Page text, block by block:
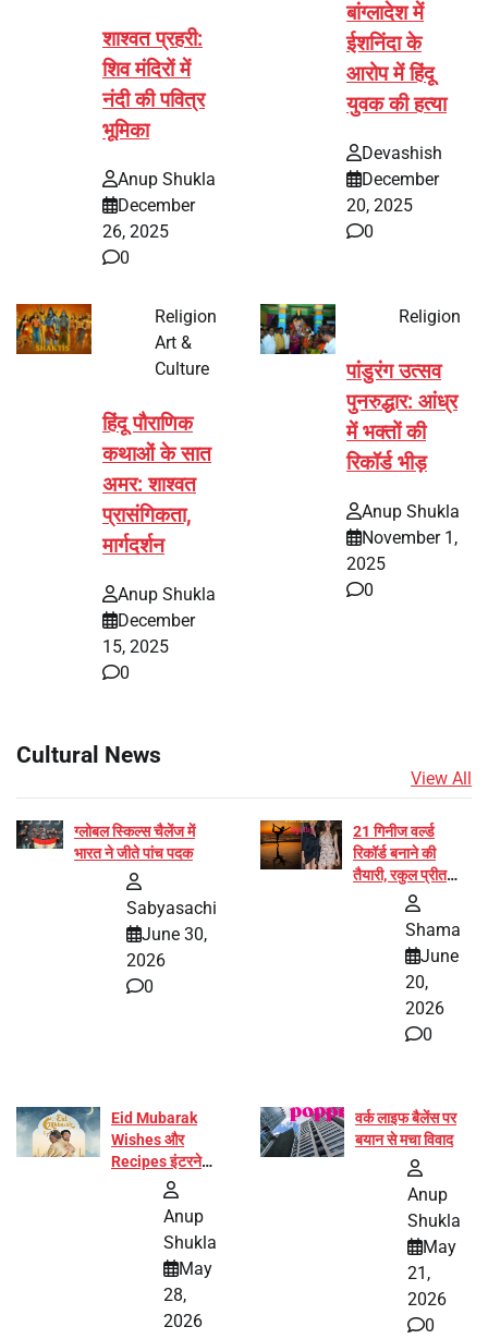
शाश्वत प्रहरी:
शिव मंदिरों में
नंदी की पवित्र
भूमिका
Anup Shukla
December
26, 2025
0
बांग्लादेश में
ईशनिंदा के
आरोप में हिंदू
युवक की हत्या
Devashish
December
20, 2025
0
Religion
Art &
Culture
हिंदू पौराणिक
कथाओं के सात
अमर: शाश्वत
प्रासंगिकता,
मार्गदर्शन
Anup Shukla
December
15, 2025
0
Religion
पांडुरंग उत्सव
पुनरुद्धार: आंध्र
में भक्तों की
रिकॉर्ड भीड़
Anup Shukla
November 1,
2025
0
Cultural News
View All
ग्लोबल स्किल्स चैलेंज में
भारत ने जीते पांच पदक
Sabyasachi
June 30,
2026
0
21 गिनीज वर्ल्ड
रिकॉर्ड बनाने की
तैयारी, रकुल प्रीत
और प्रज्ञा जायसवाल
Shama
June
20,
2026
0
Eid Mubarak
Wishes और
Recipes इंटरनेट
पर हुईं वायरल
Anup
Shukla
May
28,
2026
वर्क लाइफ बैलेंस पर
बयान से मचा विवाद
Anup
Shukla
May
21,
2026
0